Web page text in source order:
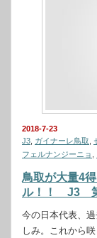
2018-7-23
J3 ガイナーレ鳥取
フェルナンジーニョ
鳥取が大量4
ル！！ J3
今の日本代表、
しみ。これから